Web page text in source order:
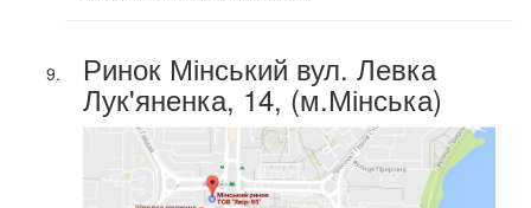
Ринок Мінський вул. Левка
Лук'яненка, 14, (м.Мінська)